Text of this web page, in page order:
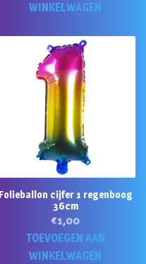
WINKELWAGEN
Folieballon cijfer 1 regenboog
36cm
€1,00
TOEVOEGEN AAN
WINKELWAGEN